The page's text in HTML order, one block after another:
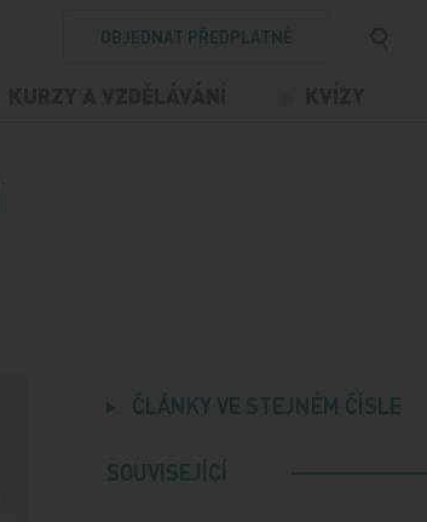
OBJEDNAT PŘEDPLATNÉ
ČLÁNKY VE STEJNÉM ČÍSLE
SOUVISEJÍCÍ